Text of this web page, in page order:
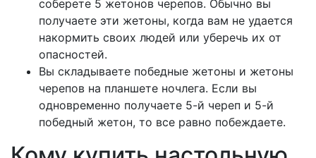
соберете 5 жетонов черепов. Обычно вы
получаете эти жетоны, когда вам не удается
накормить своих людей или уберечь их от
опасностей.
Вы складываете победные жетоны и жетоны
черепов на планшете ночлега. Если вы
одновременно получаете 5-й череп и 5-й
победный жетон, то все равно побеждаете.